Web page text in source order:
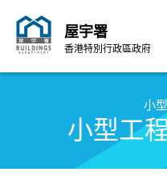
屋宇署
香港特別行政區政府
小
小型工